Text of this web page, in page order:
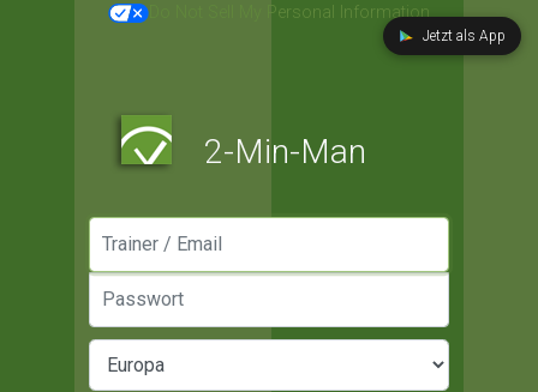
Do Not Sell My Personal Information
Jetzt als App
2-Min-Man